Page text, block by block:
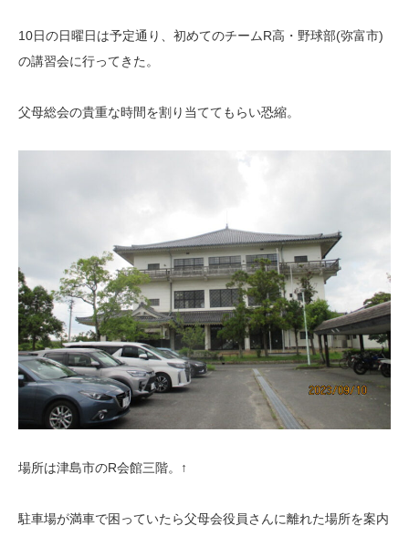
10日の日曜日は予定通り、初めてのチームR高・野球部(弥富市)
の講習会に行ってきた。
父母総会の貴重な時間を割り当ててもらい恐縮。
場所は津島市のR会館三階。↑
駐車場が満車で困っていたら父母会役員さんに離れた場所を案内